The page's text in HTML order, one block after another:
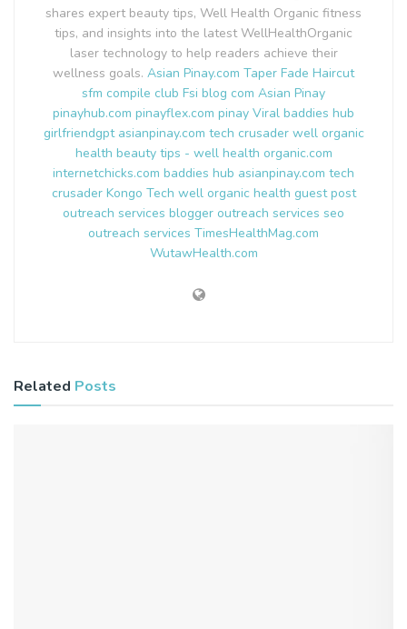
shares expert beauty tips, Well Health Organic fitness
tips, and insights into the latest WellHealthOrganic
laser technology to help readers achieve their
wellness goals. Asian Pinay.com Taper Fade Haircut
sfm compile club Fsi blog com Asian Pinay
pinayhub.com pinayflex.com pinay Viral baddies hub
girlfriendgpt asianpinay.com tech crusader well organic
health beauty tips - well health organic.com
internetchicks.com baddies hub asianpinay.com tech
crusader Kongo Tech well organic health guest post
outreach services blogger outreach services seo
outreach services TimesHealthMag.com
WutawHealth.com
Related Posts